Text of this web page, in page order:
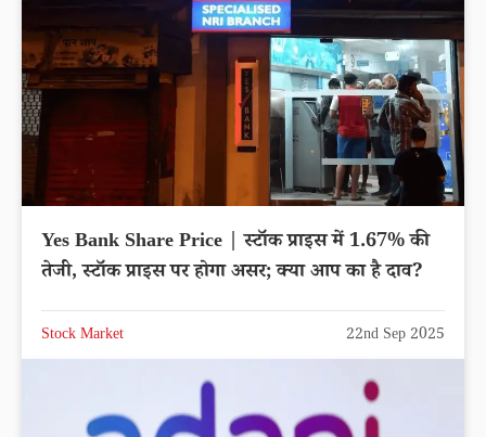
Stock Market 22nd Sep 2025